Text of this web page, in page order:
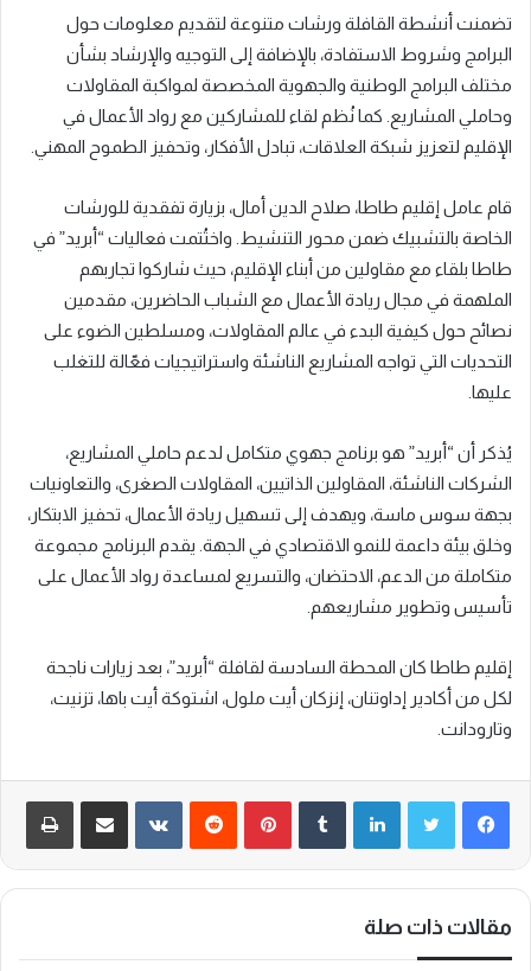
تضمنت أنشطة القافلة ورشات متنوعة لتقديم معلومات حول
البرامج وشروط الاستفادة، بالإضافة إلى التوجيه والإرشاد بشأن
مختلف البرامج الوطنية والجهوية المخصصة لمواكبة المقاولات
وحاملي المشاريع. كما نُظم لقاء للمشاركين مع رواد الأعمال في
الإقليم لتعزيز شبكة العلاقات، تبادل الأفكار، وتحفيز الطموح المهني.
قام عامل إقليم طاطا، صلاح الدين أمال، بزيارة تفقدية للورشات
الخاصة بالتشبيك ضمن محور التنشيط. واختُتمت فعاليات “أبريد” في
طاطا بلقاء مع مقاولين من أبناء الإقليم، حيث شاركوا تجاربهم
الملهمة في مجال ريادة الأعمال مع الشباب الحاضرين، مقدمين
نصائح حول كيفية البدء في عالم المقاولات، ومسلطين الضوء على
التحديات التي تواجه المشاريع الناشئة واستراتيجيات فعّالة للتغلب
عليها.
يُذكر أن “أبريد” هو برنامج جهوي متكامل لدعم حاملي المشاريع،
الشركات الناشئة، المقاولين الذاتيين، المقاولات الصغرى، والتعاونيات
بجهة سوس ماسة، ويهدف إلى تسهيل ريادة الأعمال، تحفيز الابتكار،
وخلق بيئة داعمة للنمو الاقتصادي في الجهة. يقدم البرنامج مجموعة
متكاملة من الدعم، الاحتضان، والتسريع لمساعدة رواد الأعمال على
تأسيس وتطوير مشاريعهم.
إقليم طاطا كان المحطة السادسة لقافلة “أبريد”، بعد زيارات ناجحة
لكل من أكادير إداوتنان، إنزكان أيت ملول، اشتوكة أيت باها، تزنيت،
وتارودانت.
لينكدإن بينتيريست ‏VKontakte
مقالات ذات صلة